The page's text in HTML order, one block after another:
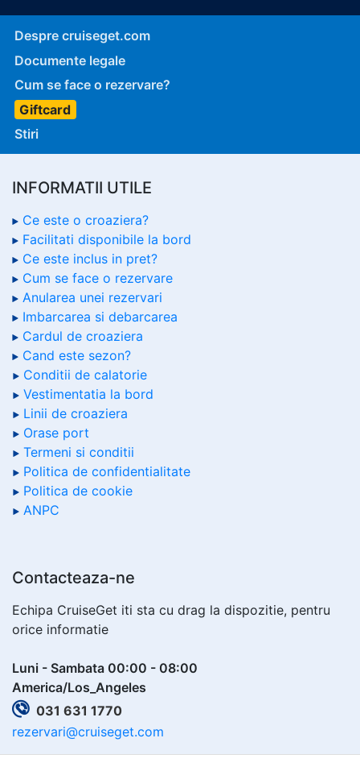
Despre cruiseget.com
Documente legale
Cum se face o rezervare?
Giftcard
Stiri
INFORMATII UTILE
Ce este o croaziera?
Facilitati disponibile la bord
Ce este inclus in pret?
Cum se face o rezervare
Anularea unei rezervari
Imbarcarea si debarcarea
Cardul de croaziera
Cand este sezon?
Conditii de calatorie
Vestimentatia la bord
Linii de croaziera
Orase port
Termeni si conditii
Politica de confidentialitate
Politica de cookie
ANPC
Contacteaza-ne
Echipa CruiseGet iti sta cu drag la dispozitie, pentru
orice informatie
Luni - Sambata 00:00 - 08:00
America/Los_Angeles
031 631 1770
rezervari@cruiseget.com